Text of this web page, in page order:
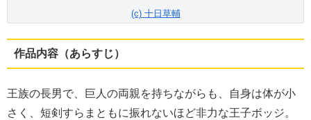
(c) 十日草輔
作品内容（あらすじ）
王族の長男で、巨人の両親を持ちながらも、自身は体が小
さく、短剣すらまともに振れないほど非力な王子ボッジ。